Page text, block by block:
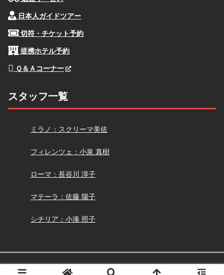
日本人ガイドツアー
切符・チケット予約
提携ホテル予約
Ｑ＆Ａコーナー
スタッフ一覧
スクリーマ
ミラノ：スクリーマ美佐
小泉
フィレンツェ：小泉 真樹
長谷川
ローマ：長谷川 淳子
佐藤
マテーラ：佐藤 陽子
小湊
シチリア：小湊 照子
Copyright © 2005-2026 アーモイタリア All Rights Reserved.